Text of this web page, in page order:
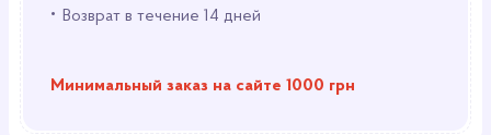
• Возврат в течение 14 дней
Минимальный заказ на сайте 1000 грн